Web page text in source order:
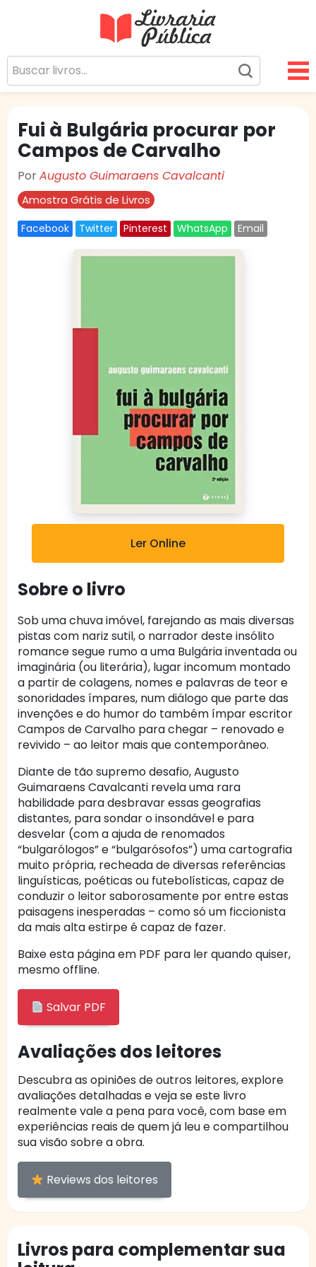
Sua Biblioteca Virtual Gratuita
Fui à Bulgária procurar por
Campos de Carvalho
PorAugusto Guimaraens Cavalcanti
Amostra Grátis de Livros
Facebook Twitter Pinterest WhatsApp Email
Ler Online
Sobre o livro
Sob uma chuva imóvel, farejando as mais diversas
pistas com nariz sutil, o narrador deste insólito
romance segue rumo a uma Bulgária inventada ou
imaginária (ou literária), lugar incomum montado
a partir de colagens, nomes e palavras de teor e
sonoridades ímpares, num diálogo que parte das
invenções e do humor do também ímpar escritor
Campos de Carvalho para chegar – renovado e
revivido – ao leitor mais que contemporâneo.
Diante de tão supremo desafio, Augusto
Guimaraens Cavalcanti revela uma rara
habilidade para desbravar essas geografias
distantes, para sondar o insondável e para
desvelar (com a ajuda de renomados
“bulgarólogos” e “bulgarósofos”) uma cartografia
muito própria, recheada de diversas referências
linguísticas, poéticas ou futebolísticas, capaz de
conduzir o leitor saborosamente por entre estas
paisagens inesperadas – como só um ficcionista
da mais alta estirpe é capaz de fazer.
Baixe esta página em PDF para ler quando quiser,
mesmo offline.
Salvar PDF
Avaliações dos leitores
Descubra as opiniões de outros leitores, explore
avaliações detalhadas e veja se este livro
realmente vale a pena para você, com base em
experiências reais de quem já leu e compartilhou
sua visão sobre a obra.
Reviews dos leitores
Livros para complementar sua